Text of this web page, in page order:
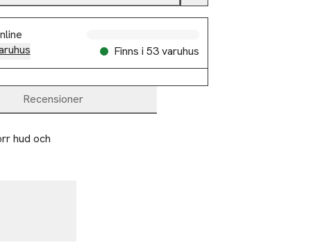
Finns i 53 varuhus
Recensioner
hud och